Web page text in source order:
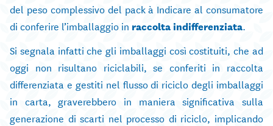
del peso complessivo del pack à Indicare al consumatore
di conferire l’imballaggio in raccolta indifferenziata.
Si segnala infatti che gli imballaggi così costituiti, che ad
oggi non risultano riciclabili, se conferiti in raccolta
differenziata e gestiti nel flusso di riciclo degli imballaggi
in carta, graverebbero in maniera significativa sulla
generazione di scarti nel processo di riciclo, implicando